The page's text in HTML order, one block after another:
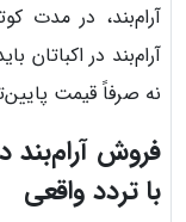
آرام‌بند، در مدت
آرام‌بند در اکباتان
نه صرفاً قیمت
فروش آرام‌بند
با تردد واقعی